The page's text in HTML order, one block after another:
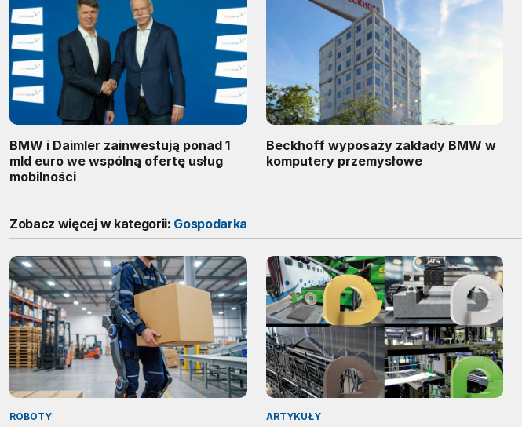
BMW i Daimler zainwestują ponad 1
mld euro we wspólną ofertę usług
mobilności
Beckhoff wyposaży zakłady BMW w
komputery przemysłowe
Zobacz więcej w kategorii: Gospodarka
ROBOTY ARTYKUŁY